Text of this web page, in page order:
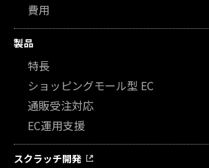
費用
製品
特長
ショッピングモール型 EC
通販受注対応
EC運用支援
スクラッチ開発